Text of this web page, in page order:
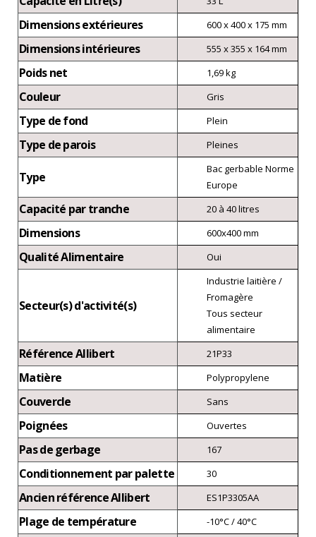
Dimensions extérieures 600 x 400 x 175 mm
Dimensions intérieures 555 x 355 x 164 mm
Poids net 1,69 kg
Couleur Gris
Type de fond Plein
Type de parois Pleines
Type
Bac gerbable Norme
Europe
Capacité par tranche 20 à 40 litres
Dimensions 600x400 mm
Qualité Alimentaire Oui
Secteur(s) d'activité(s)
Industrie laitière /
Fromagère
Tous secteur
alimentaire
Référence Allibert 21P33
Matière Polypropylene
Couvercle Sans
Poignées Ouvertes
Pas de gerbage 167
Conditionnement par palette 30
Ancien référence Allibert ES1P3305AA
Plage de température -10°C / 40°C